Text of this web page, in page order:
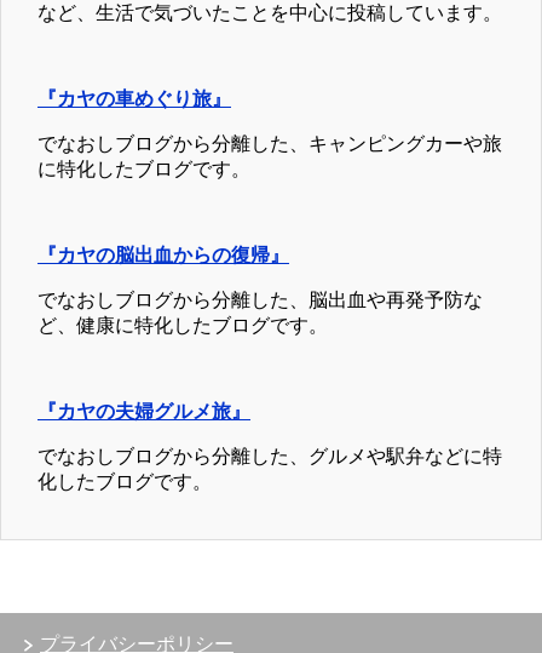
など、生活で気づいたことを中心に投稿しています。
『カヤの車めぐり旅』
でなおしブログから分離した、キャンピングカーや旅
に特化したブログです。
『カヤの脳出血からの復帰』
でなおしブログから分離した、脳出血や再発予防な
ど、健康に特化したブログです。
『カヤの夫婦グルメ旅』
でなおしブログから分離した、グルメや駅弁などに特
化したブログです。
プライバシーポリシー